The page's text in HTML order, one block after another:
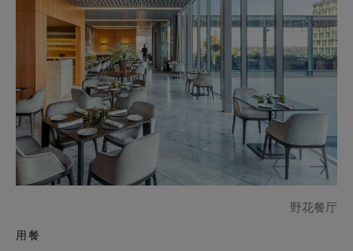
用餐
野花餐厅